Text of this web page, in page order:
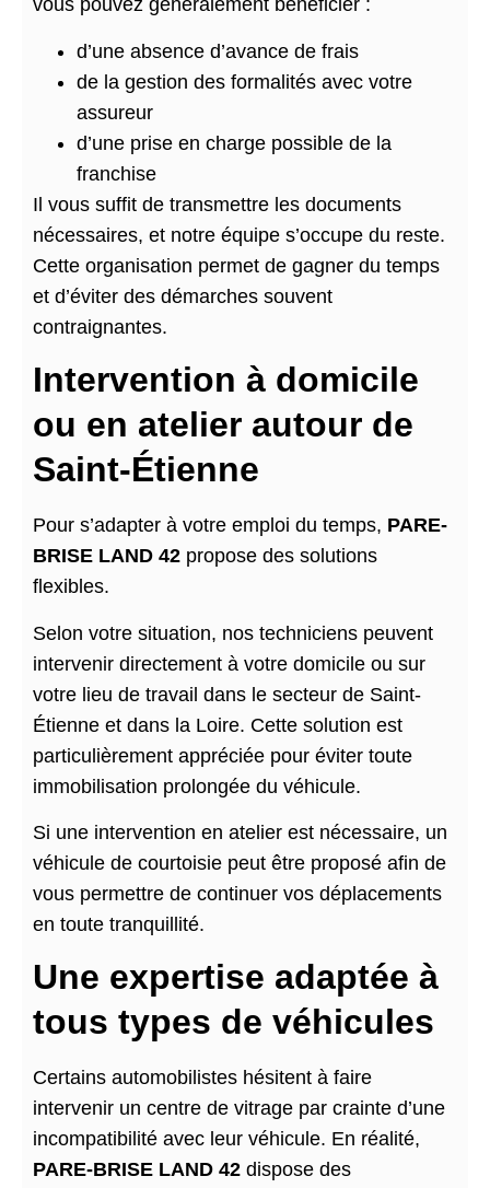
vous pouvez généralement bénéficier :
d’une absence d’avance de frais
de la gestion des formalités avec votre
assureur
d’une prise en charge possible de la
franchise
Il vous suffit de transmettre les documents
nécessaires, et notre équipe s’occupe du reste.
Cette organisation permet de gagner du temps
et d’éviter des démarches souvent
contraignantes.
Intervention à domicile
ou en atelier autour de
Saint-Étienne
Pour s’adapter à votre emploi du temps, PARE-
BRISE LAND 42 propose des solutions
flexibles.
Selon votre situation, nos techniciens peuvent
intervenir directement à votre domicile ou sur
votre lieu de travail dans le secteur de Saint-
Étienne et dans la Loire. Cette solution est
particulièrement appréciée pour éviter toute
immobilisation prolongée du véhicule.
Si une intervention en atelier est nécessaire, un
véhicule de courtoisie peut être proposé afin de
vous permettre de continuer vos déplacements
en toute tranquillité.
Une expertise adaptée à
tous types de véhicules
Certains automobilistes hésitent à faire
intervenir un centre de vitrage par crainte d’une
incompatibilité avec leur véhicule. En réalité,
PARE-BRISE LAND 42 dispose des